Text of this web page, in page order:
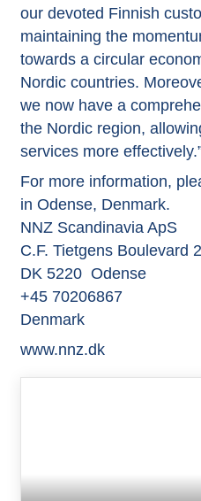
our devoted Finnish
maintaining the
towards a circular
Nordic countries.
we now have a
the Nordic region,
services more
For more information,
in Odense, Denmark.
NNZ Scandinavia ApS
C.F. Tietgens Boulevard
DK 5220 Odense
+45 70206867
Denmark
www.nnz.dk